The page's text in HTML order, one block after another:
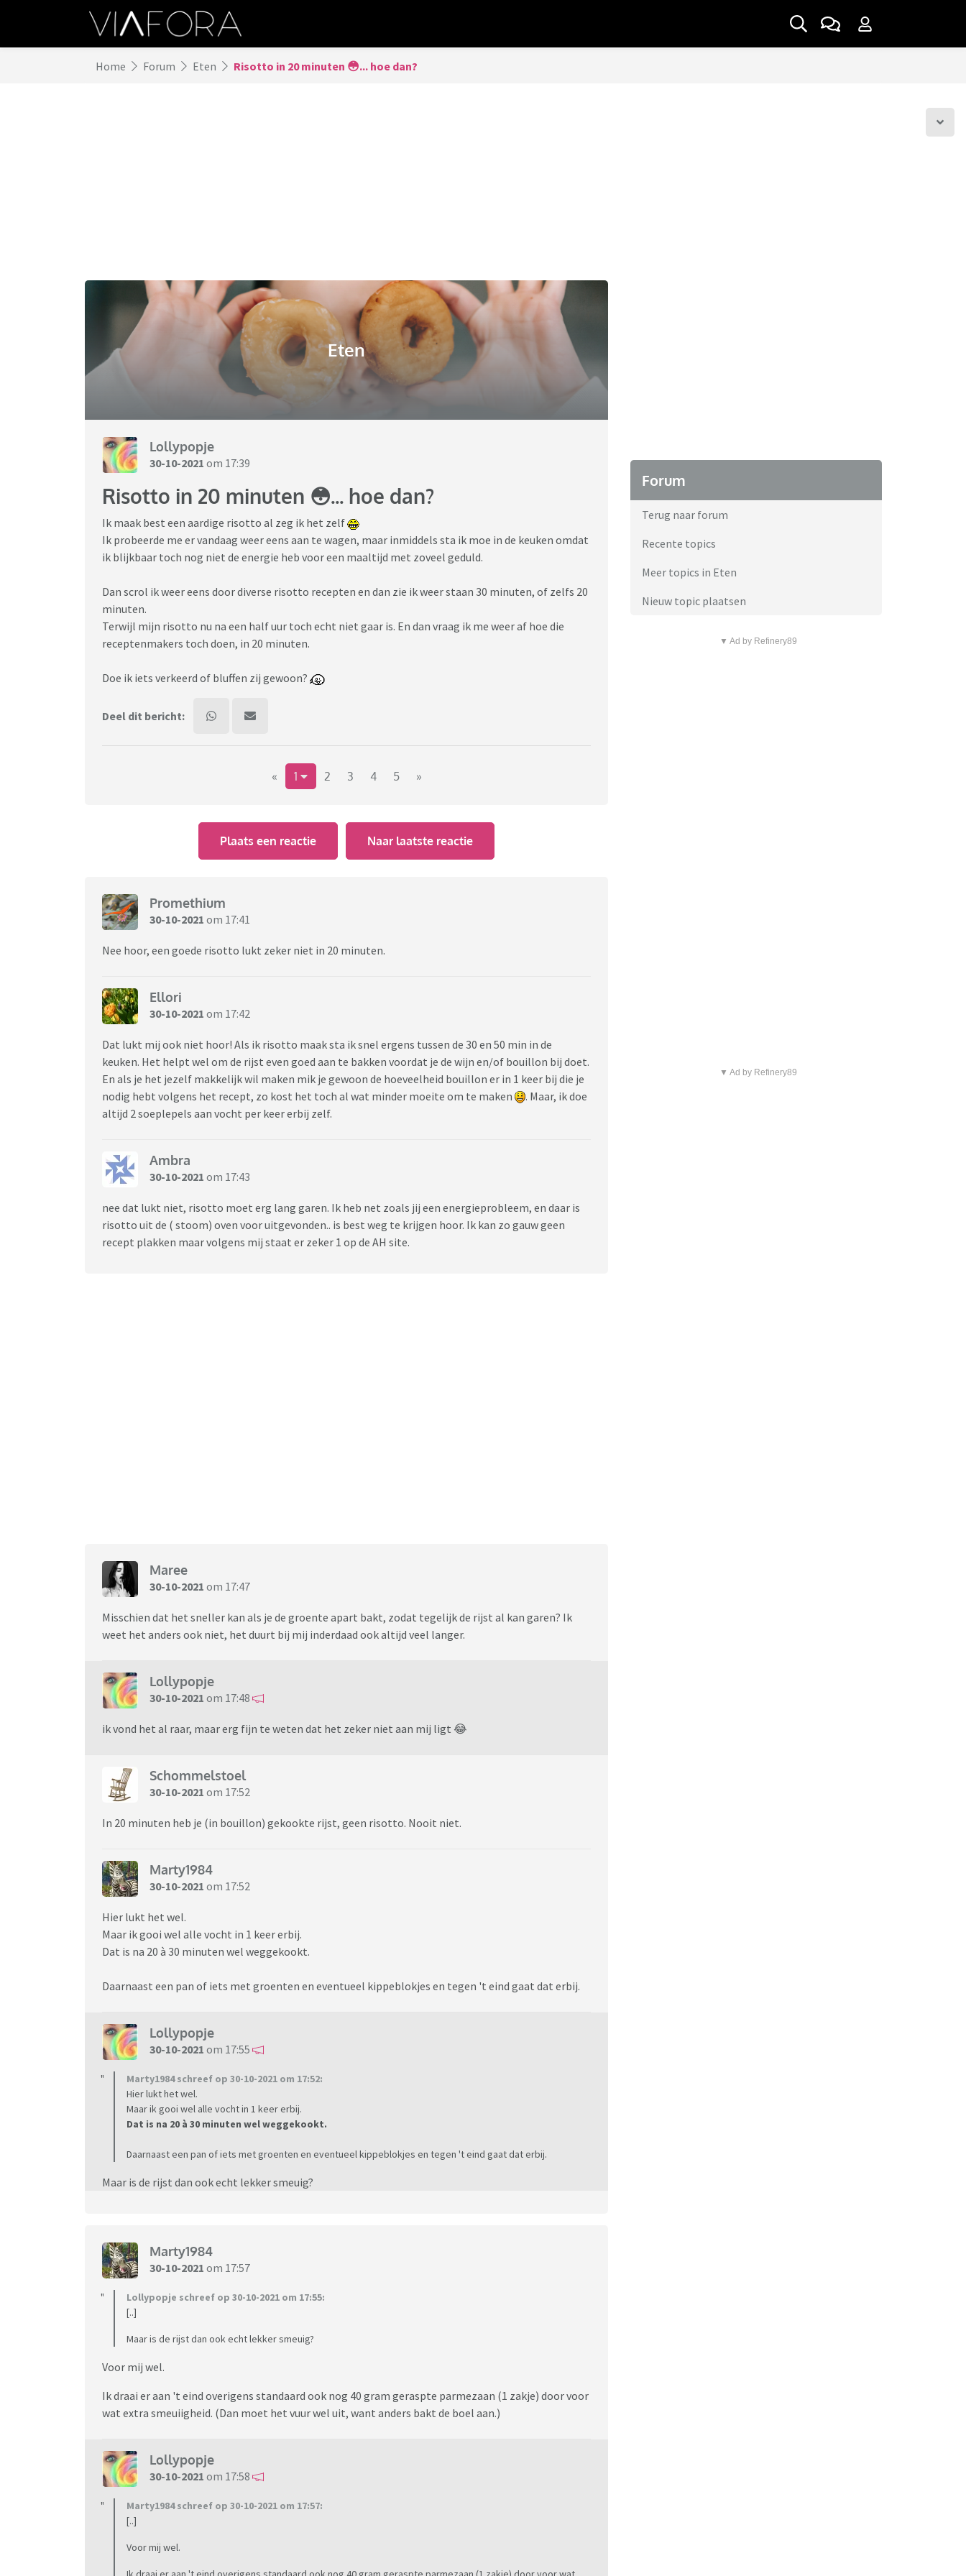
Home Forum Eten Risotto in 20 minuten 😳... hoe dan?
Eten
Lollypopje
30-10-2021 om 17:39
Risotto in 20 minuten 😳... hoe dan?
Ik maak best een aardige risotto al zeg ik het zelf
Ik probeerde me er vandaag weer eens aan te wagen, maar inmiddels sta ik moe in de keuken omdat
ik blijkbaar toch nog niet de energie heb voor een maaltijd met zoveel geduld.
Dan scrol ik weer eens door diverse risotto recepten en dan zie ik weer staan 30 minuten, of zelfs 20
minuten.
Terwijl mijn risotto nu na een half uur toch echt niet gaar is. En dan vraag ik me weer af hoe die
receptenmakers toch doen, in 20 minuten.
Doe ik iets verkeerd of bluffen zij gewoon?
Deel dit bericht:
« 1 2 3 4 5 »
Plaats een reactie Naar laatste reactie
Promethium
30-10-2021 om 17:41
Nee hoor, een goede risotto lukt zeker niet in 20 minuten.
Ellori
30-10-2021 om 17:42
Dat lukt mij ook niet hoor! Als ik risotto maak sta ik snel ergens tussen de 30 en 50 min in de
keuken. Het helpt wel om de rijst even goed aan te bakken voordat je de wijn en/of bouillon bij doet.
En als je het jezelf makkelijk wil maken mik je gewoon de hoeveelheid bouillon er in 1 keer bij die je
nodig hebt volgens het recept, zo kost het toch al wat minder moeite om te maken
. Maar, ik doe
altijd 2 soeplepels aan vocht per keer erbij zelf.
Ambra
30-10-2021 om 17:43
nee dat lukt niet, risotto moet erg lang garen. Ik heb net zoals jij een energieprobleem, en daar is
risotto uit de ( stoom) oven voor uitgevonden.. is best weg te krijgen hoor. Ik kan zo gauw geen
recept plakken maar volgens mij staat er zeker 1 op de AH site.
Maree
30-10-2021 om 17:47
Misschien dat het sneller kan als je de groente apart bakt, zodat tegelijk de rijst al kan garen? Ik
weet het anders ook niet, het duurt bij mij inderdaad ook altijd veel langer.
Lollypopje
30-10-2021 om 17:48
ik vond het al raar, maar erg fijn te weten dat het zeker niet aan mij ligt 😂
Schommelstoel
30-10-2021 om 17:52
In 20 minuten heb je (in bouillon) gekookte rijst, geen risotto. Nooit niet.
Marty1984
30-10-2021 om 17:52
Hier lukt het wel.
Maar ik gooi wel alle vocht in 1 keer erbij.
Dat is na 20 à 30 minuten wel weggekookt.
Daarnaast een pan of iets met groenten en eventueel kippeblokjes en tegen 't eind gaat dat erbij.
Lollypopje
30-10-2021 om 17:55
Marty1984 schreef op 30-10-2021 om 17:52:
Hier lukt het wel.
Maar ik gooi wel alle vocht in 1 keer erbij.
Dat is na 20 à 30 minuten wel weggekookt.
Daarnaast een pan of iets met groenten en eventueel kippeblokjes en tegen 't eind gaat dat erbij.
Maar is de rijst dan ook echt lekker smeuig?
Marty1984
30-10-2021 om 17:57
Lollypopje schreef op 30-10-2021 om 17:55:
[..]
Maar is de rijst dan ook echt lekker smeuig?
Voor mij wel.
Ik draai er aan 't eind overigens standaard ook nog 40 gram geraspte parmezaan (1 zakje) door voor
wat extra smeuiigheid. (Dan moet het vuur wel uit, want anders bakt de boel aan.)
Lollypopje
30-10-2021 om 17:58
Marty1984 schreef op 30-10-2021 om 17:57:
[..]
Voor mij wel.
Forum
Terug naar forum
Recente topics
Meer topics in Eten
Nieuw topic plaatsen
▼ Ad by Refinery89
▼ Ad by Refinery89